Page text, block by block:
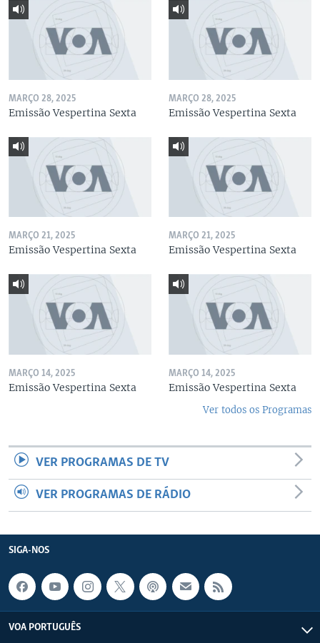
MARÇO 28, 2025
Emissão Vespertina Sexta
MARÇO 28, 2025
Emissão Vespertina Sexta
MARÇO 21, 2025
Emissão Vespertina Sexta
MARÇO 21, 2025
Emissão Vespertina Sexta
MARÇO 14, 2025
Emissão Vespertina Sexta
MARÇO 14, 2025
Emissão Vespertina Sexta
Ver todos os Programas
VER PROGRAMAS DE TV
VER PROGRAMAS DE RÁDIO
SIGA-NOS
VOA PORTUGUÊS